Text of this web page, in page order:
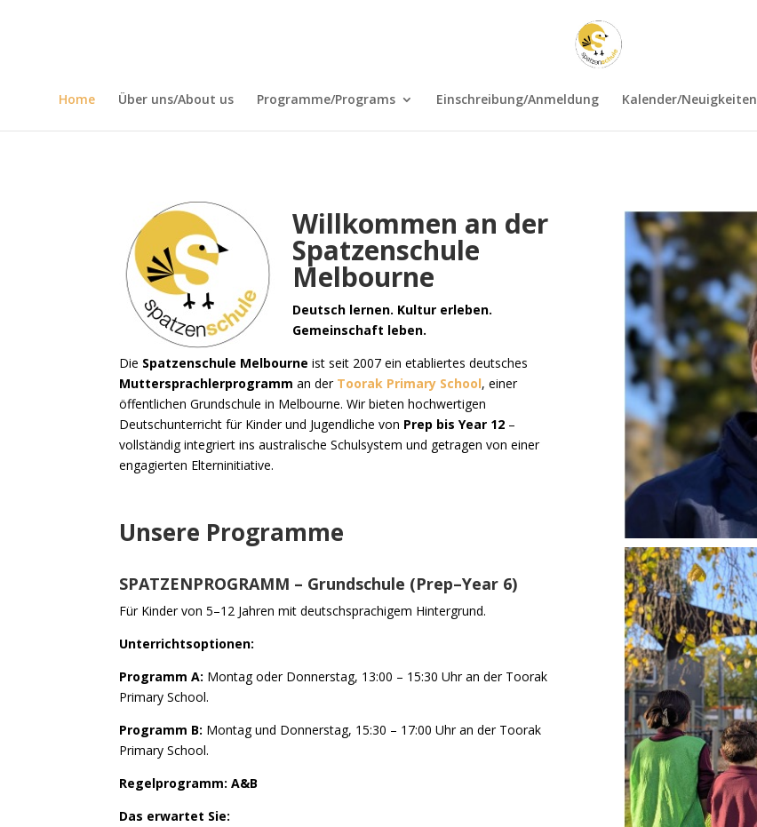
Home Über uns/About us Programme/Programs Einschreibung/Anmeldung Kalender/Neuigkeiten
Willkommen an der
Spatzenschule
Melbourne
Deutsch lernen. Kultur erleben.
Gemeinschaft leben.
Die Spatzenschule Melbourne ist seit 2007 ein etabliertes deutsches
Muttersprachlerprogramm an der Toorak Primary School, einer
öffentlichen Grundschule in Melbourne. Wir bieten hochwertigen
Deutschunterricht für Kinder und Jugendliche von Prep bis Year 12 –
vollständig integriert ins australische Schulsystem und getragen von einer
engagierten Elterninitiative.
Unsere Programme
SPATZENPROGRAMM – Grundschule (Prep–Year 6)
Für Kinder von 5–12 Jahren mit deutschsprachigem Hintergrund.
Unterrichtsoptionen:
Programm A: Montag oder Donnerstag, 13:00 – 15:30 Uhr an der Toorak
Primary School.
Programm B: Montag und Donnerstag, 15:30 – 17:00 Uhr an der Toorak
Primary School.
Regelprogramm: A&B
Das erwartet Sie: